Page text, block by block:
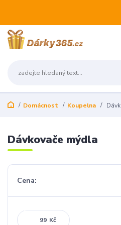
Domácnost Koupelna
Dávkovače mýdla
Cena:
Kč